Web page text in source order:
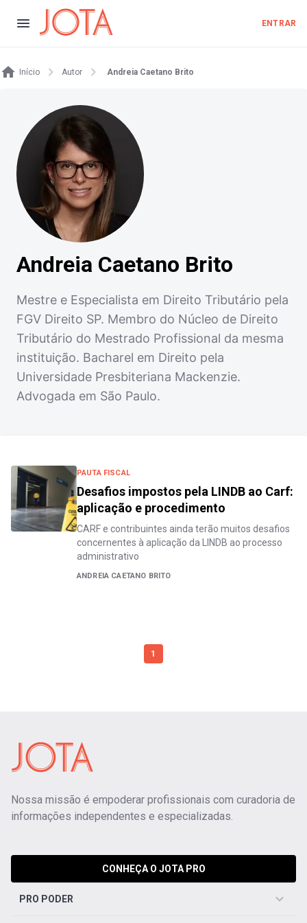
ENTRAR
Início Autor Andreia Caetano Brito
Andreia Caetano Brito
Mestre e Especialista em Direito Tributário pela
FGV Direito SP. Membro do Núcleo de Direito
Tributário do Mestrado Profissional da mesma
instituição. Bacharel em Direito pela
Universidade Presbiteriana Mackenzie.
Advogada em São Paulo.
PAUTA FISCAL
Desafios impostos pela LINDB ao Carf:
aplicação e procedimento
CARF e contribuintes ainda terão muitos desafios
concernentes à aplicação da LINDB ao processo
administrativo
ANDREIA CAETANO BRITO
1
Nossa missão é empoderar profissionais com curadoria de
informações independentes e especializadas.
CONHEÇA O JOTA PRO
PRO PODER